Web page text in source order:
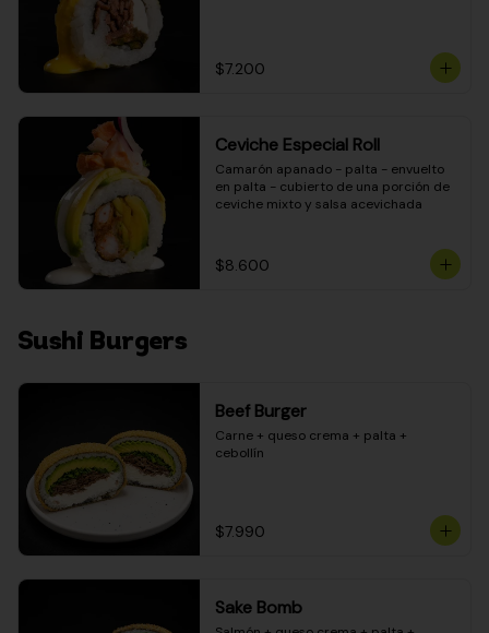
$7.200
Ceviche Especial Roll
Camarón apanado - palta - envuelto
en palta - cubierto de una porción de
ceviche mixto y salsa acevichada
$8.600
Sushi Burgers
Beef Burger
Carne + queso crema + palta +
cebollín
$7.990
Sake Bomb